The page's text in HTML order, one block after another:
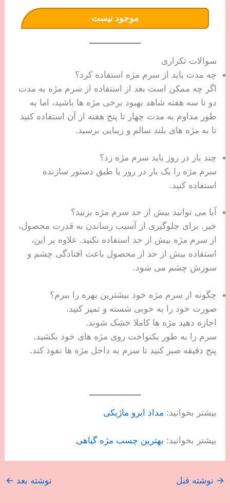
موجود نیست
سوالات تکراری
چه مدت باید از سرم مژه استفاده کرد؟
اگر چه ممکن است بعد از استفاده از سرم مژه به مدت
دو تا سه هفته شاهد بهبود برخی مژه ها باشید، اما به
طور مداوم به مدت چهار تا پنج هفته از آن استفاده کنید
تا به مژه های بلند سالم و زیبایی برسید.
چند بار در روز باید سرم مژه زد؟
سرم مژه را یک بار در روز یا طبق دستور سازنده
استفاده کنید.
آیا می توانید بیش از حد سرم مژه بزنید؟
خیر. برای جلوگیری از آسیب رساندن به قدرت محصول،
از سرم مژه بیش از حد استفاده نکنید. علاوه بر این،
استفاده بیش از حد از محصول باعث افتادگی چشم و
سوزش چشم می شود.
چگونه از سرم مژه خود بیشترین بهره را ببرم؟
صورت خود را به خوبی شسته و تمیز کنید.
اجازه دهید مژه ها کاملا خشک شوند.
سرم را به طور یکنواخت روی مژه های خود بکشید.
پنج دقیقه صبر کنید تا سرم به داخل مژه ها نفوذ کند.
بیشتر بخوانید: مداد ابرو ماژیکی
بیشتر بخوانید: بهترین چسب مژه گیاهی
→ نوشته قبل نوشته بعد ←